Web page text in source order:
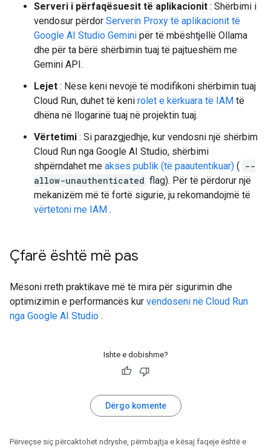
Serveri i përfaqësuesit të aplikacionit : Shërbimi i
vendosur përdor Serverin Proxy të aplikacionit të
Google AI Studio Gemini për të mbështjellë Ollama
dhe për ta bërë shërbimin tuaj të pajtueshëm me
Gemini API.
Lejet : Nëse keni nevojë të modifikoni shërbimin tuaj
Cloud Run, duhet të keni rolet e kërkuara të IAM të
dhëna në llogarinë tuaj në projektin tuaj.
Vërtetimi : Si parazgjedhje, kur vendosni një shërbim
Cloud Run nga Google AI Studio, shërbimi
shpërndahet me akses publik (të paautentikuar) ( --
allow-unauthenticated flag). Për të përdorur një
mekanizëm më të fortë sigurie, ju rekomandojmë të
vërtetoni me IAM .
Çfarë është më pas
Mësoni rreth praktikave më të mira për sigurimin dhe
optimizimin e performancës kur vendoseni në Cloud Run
nga Google AI Studio .
Ishte e dobishme?
Dërgo komente
Përveçse siç përcaktohet ndryshe, përmbajtja e kësaj faqeje është e